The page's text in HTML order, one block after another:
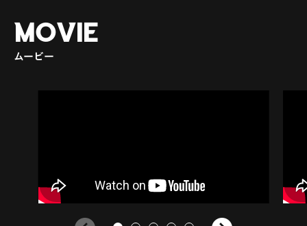
MOVIE
ムービー